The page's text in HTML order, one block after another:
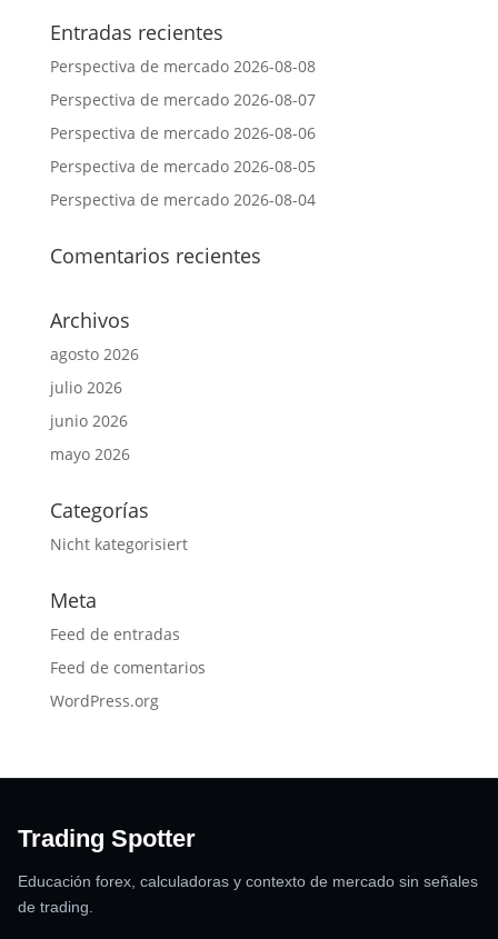
Entradas recientes
Perspectiva de mercado 2026-08-08
Perspectiva de mercado 2026-08-07
Perspectiva de mercado 2026-08-06
Perspectiva de mercado 2026-08-05
Perspectiva de mercado 2026-08-04
Comentarios recientes
Archivos
agosto 2026
julio 2026
junio 2026
mayo 2026
Categorías
Nicht kategorisiert
Meta
Feed de entradas
Feed de comentarios
WordPress.org
Trading Spotter
Educación forex, calculadoras y contexto de mercado sin señales
de trading.